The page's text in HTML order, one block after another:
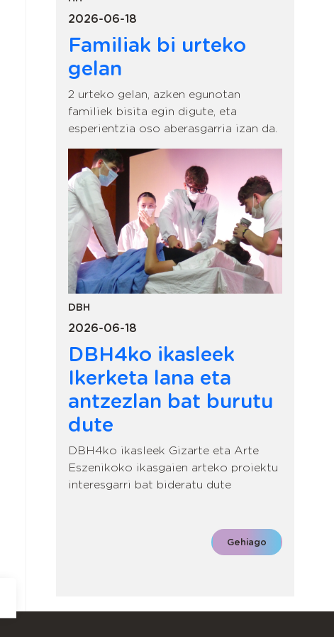
2026-06-18
Familiak bi urteko
gelan
2 urteko gelan, azken egunotan
familiek bisita egin digute, eta
esperientzia oso aberasgarria izan da.
DBH
2026-06-18
DBH4ko ikasleek
Ikerketa lana eta
antzezlan bat burutu
dute
DBH4ko ikasleek Gizarte eta Arte
Eszenikoko ikasgaien arteko proiektu
interesgarri bat bideratu dute
Gehiago